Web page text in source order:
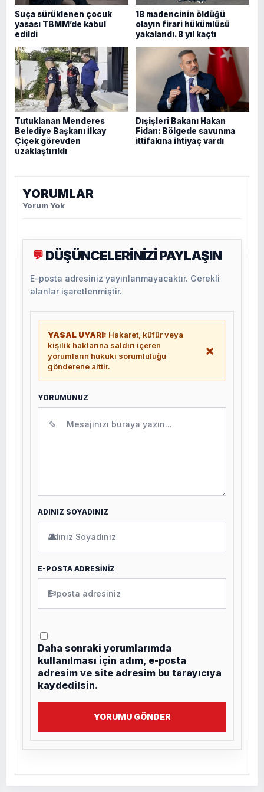
Suça sürüklenen çocuk
yasası TBMM’de kabul
edildi
18 madencinin öldüğü
olayın firari hükümlüsü
yakalandı. 8 yıl kaçtı
Tutuklanan Menderes
Belediye Başkanı İlkay
Çiçek görevden
uzaklaştırıldı
Dışişleri Bakanı Hakan
Fidan: Bölgede savunma
ittifakına ihtiyaç vardı
YORUMLAR
Yorum Yok
💬 DÜŞÜNCELERİNİZİ PAYLAŞIN
E-posta adresiniz yayınlanmayacaktır. Gerekli
alanlar işaretlenmiştir.
YASAL UYARI: Hakaret, küfür veya
kişilik haklarına saldırı içeren
yorumların hukuki sorumluluğu
gönderene aittir.
×
YORUMUNUZ
✎
ADINIZ SOYADINIZ
👤
E-POSTA ADRESİNİZ
✉
Daha sonraki yorumlarımda
kullanılması için adım, e-posta
adresim ve site adresim bu tarayıcıya
kaydedilsin.
YORUMU GÖNDER